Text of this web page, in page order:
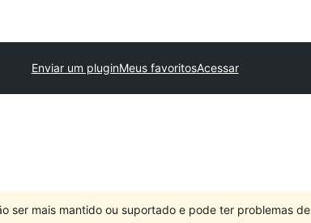
Enviar um pluginMeus favoritosAcessar
ser mais mantido ou suportado e pode ter problemas de